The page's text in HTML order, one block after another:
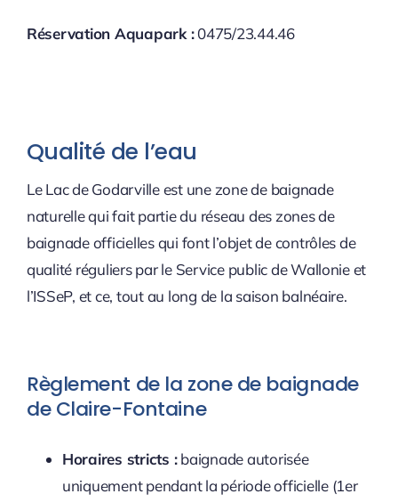
Réservation Aquapark :0475/23.44.46
Qualité de l’eau
Le Lac de Godarville est une zone de baignade
naturelle qui fait partie du réseau des zones de
baignade officielles qui font l’objet de contrôles de
qualité réguliers par le Service public de Wallonie et
l’ISSeP, et ce, tout au long de la saison balnéaire.
Règlement de la zone de baignade
de Claire-Fontaine
Horaires stricts :baignade autorisée
uniquement pendant la période officielle (1er